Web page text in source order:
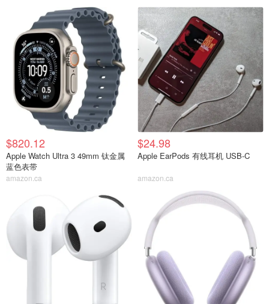
$820.12
Apple Watch Ultra 3 49mm 钛金属
蓝色表带
amazon.ca
$24.98
Apple EarPods 有线耳机 USB-C
amazon.ca